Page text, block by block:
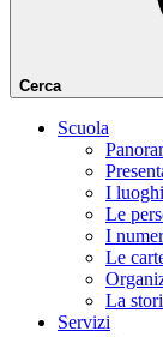
Cerca
Scuola
I luoghi
Le
I
Le
La
Servizi